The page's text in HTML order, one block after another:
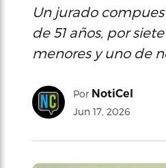
Un jurado
de 51 años, por
menores y uno de
Por NotiCel
Jun 17, 2026